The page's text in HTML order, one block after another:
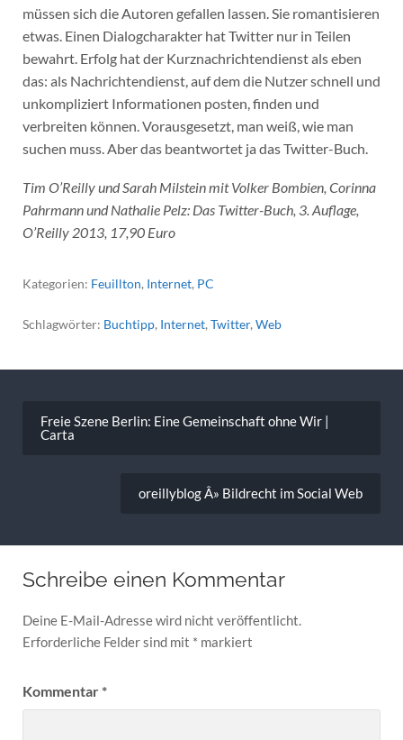
müssen sich die Autoren gefallen lassen. Sie romantisieren
etwas. Einen Dialogcharakter hat Twitter nur in Teilen
bewahrt. Erfolg hat der Kurznachrichtendienst als eben
das: als Nachrichtendienst, auf dem die Nutzer schnell und
unkompliziert Informationen posten, finden und
verbreiten können. Vorausgesetzt, man weiß, wie man
suchen muss. Aber das beantwortet ja das Twitter-Buch.
Tim O’Reilly und Sarah Milstein mit Volker Bombien, Corinna
Pahrmann und Nathalie Pelz: Das Twitter-Buch, 3. Auflage,
O’Reilly 2013, 17,90 Euro
Kategorien: Feuillton, Internet, PC
Schlagwörter: Buchtipp, Internet, Twitter, Web
Freie Szene Berlin: Eine Gemeinschaft ohne Wir |
Carta
oreillyblog Â» Bildrecht im Social Web
Schreibe einen Kommentar
Deine E-Mail-Adresse wird nicht veröffentlicht.
Erforderliche Felder sind mit * markiert
Kommentar*